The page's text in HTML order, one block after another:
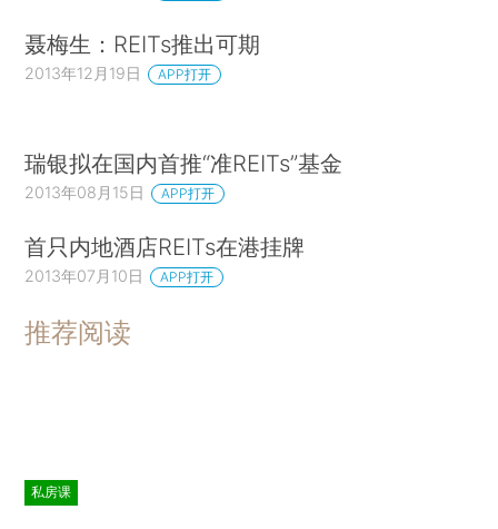
聂梅生：REITs推出可期
2013年12月19日 APP打开
瑞银拟在国内首推“准REITs”基金
2013年08月15日 APP打开
首只内地酒店REITs在港挂牌
2013年07月10日 APP打开
推荐阅读
私房课